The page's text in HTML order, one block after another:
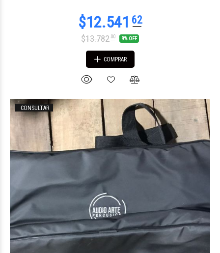
$13.78200 9% OFF
COMPRAR
CONSULTAR
$71.02186